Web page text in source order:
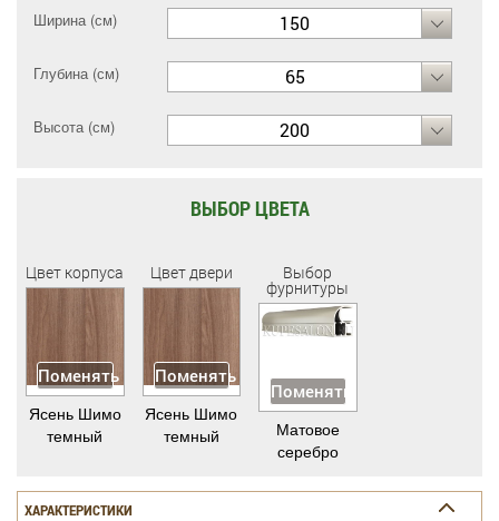
Ширина (см) 150
Глубина (см) 65
Высота (см) 200
ВЫБОР ЦВЕТА
Цвет корпуса
Поменять
Ясень Шимо
темный
Цвет двери
Поменять
Ясень Шимо
темный
Выбор
фурнитуры
Поменять
Матовое
серебро
ХАРАКТЕРИСТИКИ